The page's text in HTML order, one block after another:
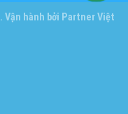
. Vận hành bởi Partner Việt